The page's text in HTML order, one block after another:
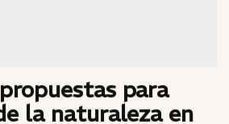
para
la naturaleza en